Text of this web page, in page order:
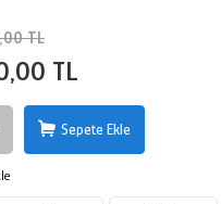
TL
TL
Sepete Ekle